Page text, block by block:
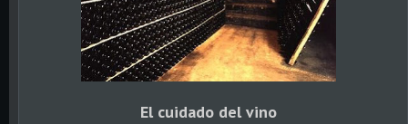
El cuidado del vino